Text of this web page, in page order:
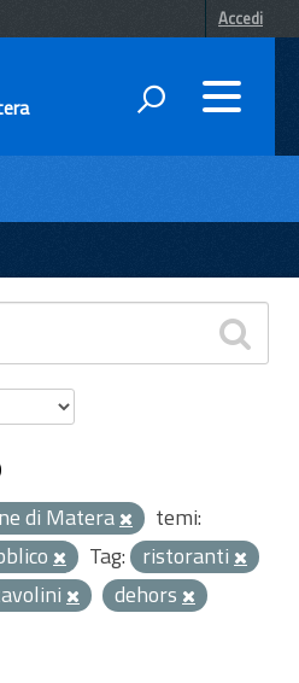
Accedi
di Matera
temi:
Tag: ristoranti
dehors